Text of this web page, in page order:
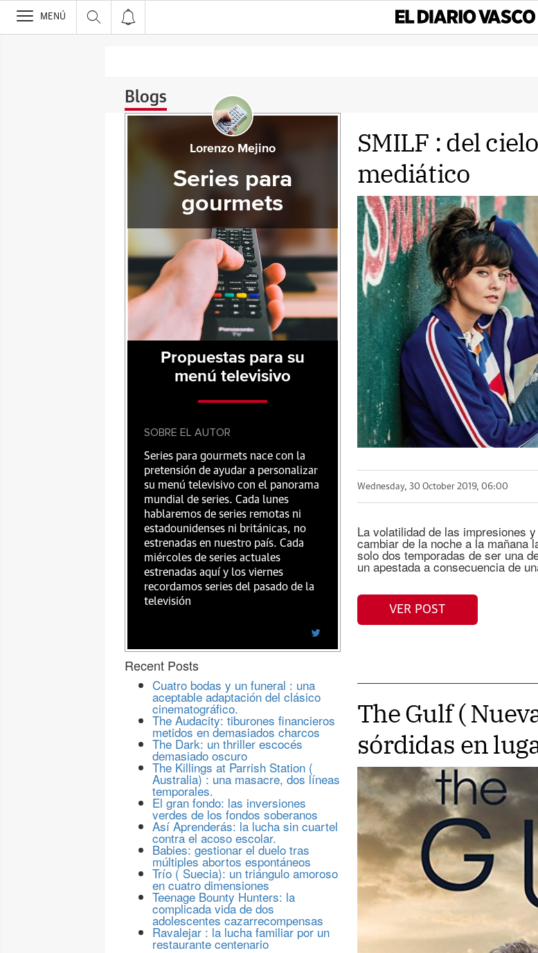
>
MENÚ
Blogs
SMILF : del
mediático
Wednesday, 30 October 2019, 06:00
La volatilidad de las impresiones
cambiar de la noche a la mañana
solo dos temporadas de ser una
un apestada a consecuencia de
VER POST
The Gulf (
sórdidas en
Lorenzo Mejino
Series para
gourmets
Propuestas para su
menú televisivo
SOBRE EL AUTOR
Series para gourmets nace con la
pretensión de ayudar a personalizar
su menú televisivo con el panorama
mundial de series. Cada lunes
hablaremos de series remotas ni
estadounidenses ni británicas, no
estrenadas en nuestro país. Cada
miércoles de series actuales
estrenadas aquí y los viernes
recordamos series del pasado de la
televisión
Recent Posts
Cuatro bodas y un funeral : una
aceptable adaptación del clásico
cinematográfico.
The Audacity: tiburones financieros
metidos en demasiados charcos
The Dark: un thriller escocés
demasiado oscuro
The Killings at Parrish Station (
Australia) : una masacre, dos líneas
temporales.
El gran fondo: las inversiones
verdes de los fondos soberanos
Así Aprenderás: la lucha sin cuartel
contra el acoso escolar.
Babies: gestionar el duelo tras
múltiples abortos espontáneos
Trío ( Suecia): un triángulo amoroso
en cuatro dimensiones
Teenage Bounty Hunters: la
complicada vida de dos
adolescentes cazarrecompensas
Ravalejar : la lucha familiar por un
restaurante centenario